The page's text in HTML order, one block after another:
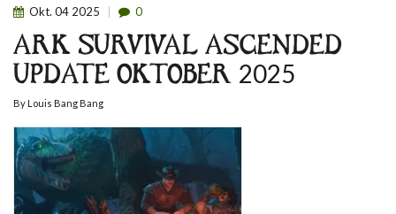
Okt. 04 2025 0
ARK SURVIVAL ASCENDED
UPDATE OKTOBER 2025
By Louis Bang Bang